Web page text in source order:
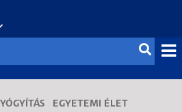
EGYETEMI ÉLET